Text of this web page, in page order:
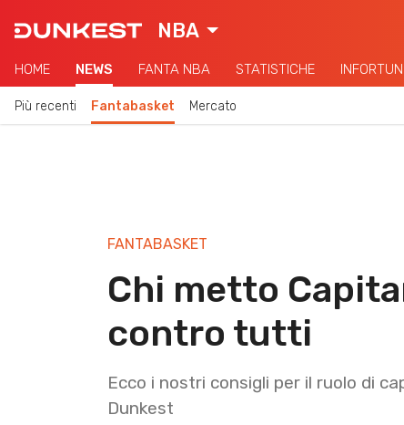
NBA
HOME NEWS FANTA NBA STATISTICHE INFORTUNI
Più recenti Fantabasket Mercato
FANTABASKET
Chi metto
contro tutti
Ecco i nostri consigli per il ruolo di
Dunkest